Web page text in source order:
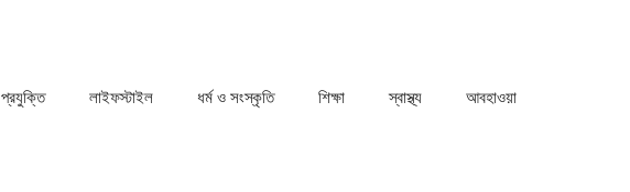
প্রযুক্তি লাইফস্টাইল ধর্ম ও সংস্কৃতি ⁠⁠শিক্ষা ⁠⁠স্বাস্থ্য ⁠⁠আবহাওয়া